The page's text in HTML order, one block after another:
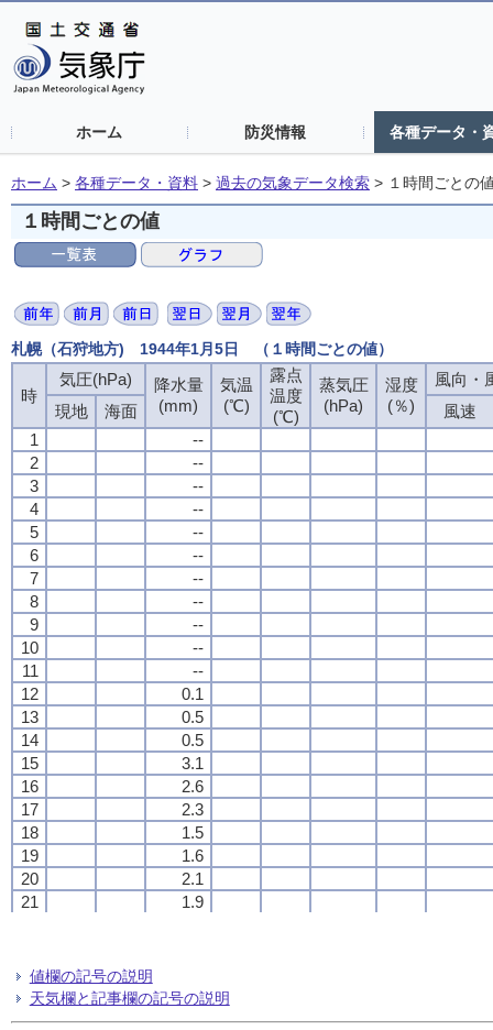
ホーム 防災情報 各種データ・
ホーム > 各種データ・資料 > 過去の気象データ検索 > １時間ごとの
１時間ごとの値
札幌（石狩地方) 1944年1月5日 （１時間ごとの値）
時
気圧(hPa)
降水量
(mm)
気温
(℃)
露点
温度
(℃)
蒸気圧
(hPa)
湿度
(％)
風向・
現地
海面
風速
1
--
2
--
3
--
4
--
5
--
6
--
7
--
8
--
9
--
10
--
11
--
12
0.1
13
0.5
14
0.5
15
3.1
16
2.6
17
2.3
18
1.5
19
1.6
20
2.1
21
1.9
24
時
気圧(hPa)
降水量
(mm)
気温
(℃)
露点
温度
(℃)
蒸気圧
(hPa)
湿度
(％)
風向・
現地
海面
風速
1
--
2
--
3
--
4
--
5
--
6
--
7
--
8
--
9
--
10
--
11
--
12
0.1
13
0.5
14
0.5
15
3.1
16
2.6
17
2.3
18
1.5
19
1.6
20
2.1
21
1.9
24
時
気圧(hPa)
降水量
(mm)
気温
(℃)
露点
温度
(℃)
蒸気圧
(hPa)
湿度
(％)
風向・
現地
海面
風速
1
--
2
--
3
--
4
--
5
--
6
--
7
--
8
--
9
--
10
--
11
--
12
0.1
13
0.5
14
0.5
15
3.1
16
2.6
17
2.3
18
1.5
19
1.6
20
2.1
21
1.9
24
時
気圧(hPa)
降水量
(mm)
気温
(℃)
露点
温度
(℃)
蒸気圧
(hPa)
湿度
(％)
風向・
現地
海面
風速
1
--
2
--
3
--
4
--
5
--
6
--
7
--
8
--
9
--
10
--
11
--
12
0.1
13
0.5
14
0.5
15
3.1
16
2.6
17
2.3
18
1.5
19
1.6
20
2.1
21
1.9
24
値欄の記号の説明
天気欄と記事欄の記号の説明